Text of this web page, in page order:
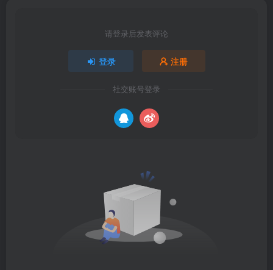
请登录后发表评论
登录 注册
社交账号登录